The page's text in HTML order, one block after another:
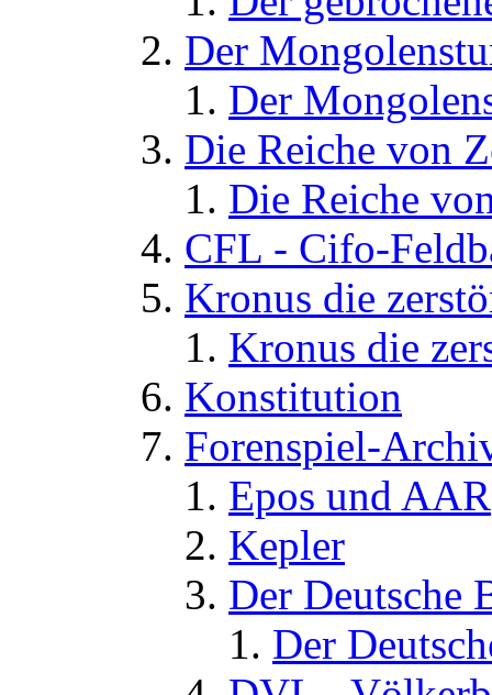
Der
Der
Die Reiche von
Die Reiche
CFL - Cifo-
Kronus die
Kronus die
Konstitution
Forenspiel-
Epos und AAR
Kepler
Der Deutsche
Der